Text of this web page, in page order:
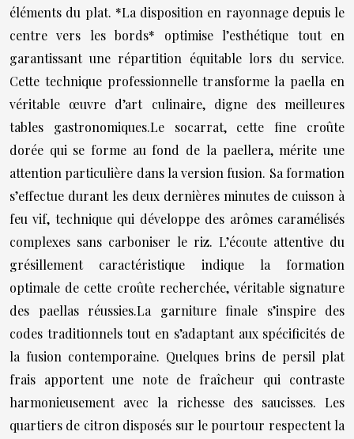
éléments du plat. *La disposition en rayonnage depuis le
centre vers les bords* optimise l’esthétique tout en
garantissant une répartition équitable lors du service.
Cette technique professionnelle transforme la paella en
véritable œuvre d’art culinaire, digne des meilleures
tables gastronomiques.Le socarrat, cette fine croûte
dorée qui se forme au fond de la paellera, mérite une
attention particulière dans la version fusion. Sa formation
s’effectue durant les deux dernières minutes de cuisson à
feu vif, technique qui développe des arômes caramélisés
complexes sans carboniser le riz. L’écoute attentive du
grésillement caractéristique indique la formation
optimale de cette croûte recherchée, véritable signature
des paellas réussies.La garniture finale s’inspire des
codes traditionnels tout en s’adaptant aux spécificités de
la fusion contemporaine. Quelques brins de persil plat
frais apportent une note de fraîcheur qui contraste
harmonieusement avec la richesse des saucisses. Les
quartiers de citron disposés sur le pourtour respectent la